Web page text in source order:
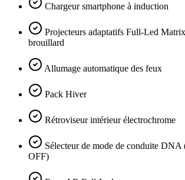
Chargeur smartphone à induction
Projecteurs adaptatifs Full-Led
brouillard
Allumage automatique des feux
Pack Hiver
Rétroviseur intérieur électrochrome
Sélecteur de mode de conduite DNA
OFF)